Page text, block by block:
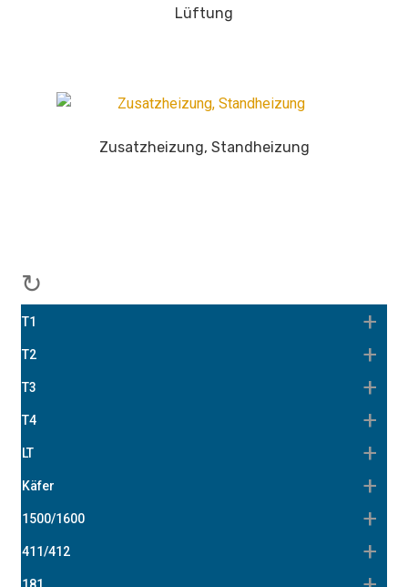
Lüftung
Zusatzheizung, Standheizung
↻
T1
T2
T3
T4
LT
Käfer
1500/1600
411/412